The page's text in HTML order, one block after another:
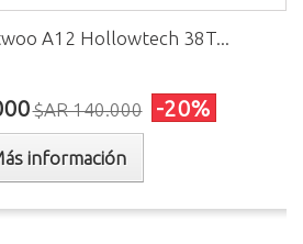
A12 Hollowtech 38T...
$AR 140.000 -20%
información